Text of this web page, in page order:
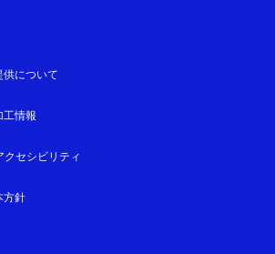
供について
工情報
クセシビリティ
方針